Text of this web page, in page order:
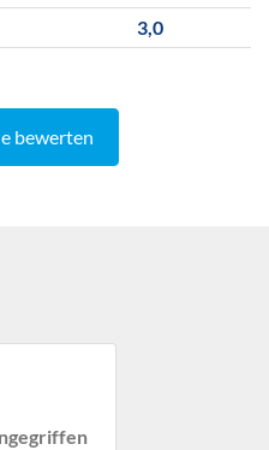
3,0
bewerten